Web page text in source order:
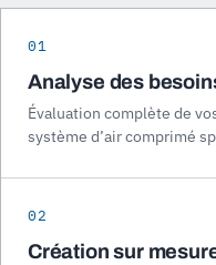
01
Analyse des
Évaluation complète de
système d’air comprimé
02
Création sur